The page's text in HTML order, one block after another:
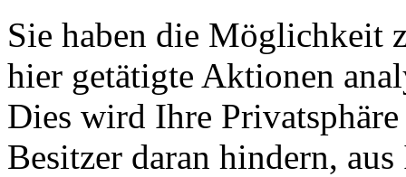
Sie haben die Möglichkeit
hier getätigte Aktionen
Dies wird Ihre
Besitzer daran hindern,